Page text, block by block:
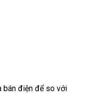
bán điện để so với